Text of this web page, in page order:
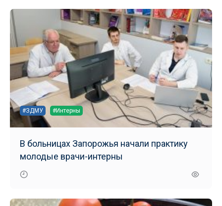
#ЗДМУ #Интерны
В больницах Запорожья начали практику
молодые врачи-интерны